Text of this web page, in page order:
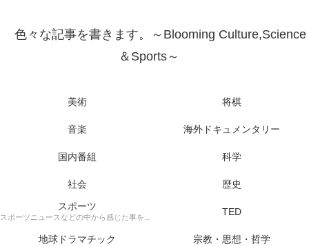
色々な記事を書きます。～Blooming Culture,Science
＆Sports～
美術 将棋
音楽 海外ドキュメンタリー
国内番組 科学
社会
歴史
スポーツ
スポーツニュースなどの中から感じた事を書きます。 TED
地球ドラマチック 宗教・思想・哲学